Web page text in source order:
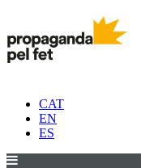
CAT
EN
ES